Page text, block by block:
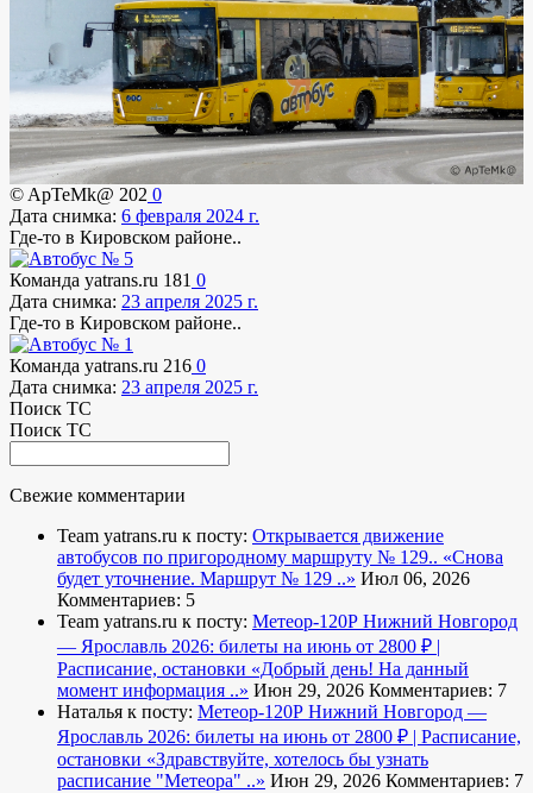
© ApTeMk@ 202 0
Дата снимка: 6 февраля 2024 г.
Где-то в Кировском районе..
Команда yatrans.ru 181 0
Дата снимка: 23 апреля 2025 г.
Где-то в Кировском районе..
Команда yatrans.ru 216 0
Дата снимка: 23 апреля 2025 г.
Поиск ТС
Поиск ТС
Свежие комментарии
Team yatrans.ru к посту: Открывается движение
автобусов по пригородному маршруту № 129.. «Снова
будет уточнение. Маршрут № 129 ..» Июл 06, 2026
Комментариев: 5
Team yatrans.ru к посту: Метеор-120Р Нижний Новгород
— Ярославль 2026: билеты на июнь от 2800 ₽ |
Расписание, остановки «Добрый день! На данный
момент информация ..» Июн 29, 2026 Комментариев: 7
Наталья к посту: Метеор-120Р Нижний Новгород —
Ярославль 2026: билеты на июнь от 2800 ₽ | Расписание,
остановки «Здравствуйте, хотелось бы узнать
расписание "Метеора" ..» Июн 29, 2026 Комментариев: 7